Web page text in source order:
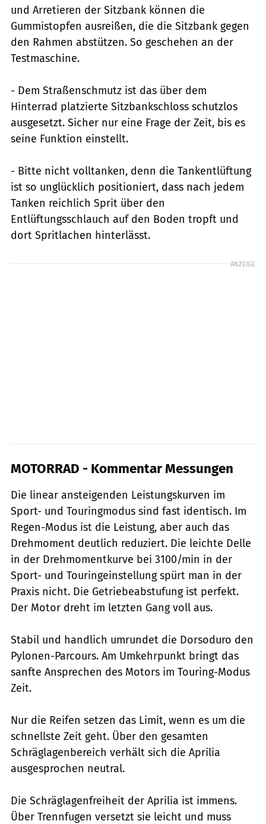
und Arretieren der Sitzbank können die
Gummistopfen ausreißen, die die Sitzbank gegen
den Rahmen abstützen. So geschehen an der
Testmaschine.
- Dem Straßenschmutz ist das über dem
Hinterrad platzierte Sitzbankschloss schutzlos
ausgesetzt. Sicher nur eine Frage der Zeit, bis es
seine Funktion einstellt.
- Bitte nicht volltanken, denn die Tankentlüftung
ist so unglücklich positioniert, dass nach jedem
Tanken reichlich Sprit über den
Entlüftungsschlauch auf den Boden tropft und
dort Spritlachen hinterlässt.
ANZEIGE
MOTORRAD - Kommentar Messungen
Die linear ansteigenden Leistungskurven im
Sport- und Touringmodus sind fast identisch. Im
Regen-Modus ist die Leistung, aber auch das
Drehmoment deutlich reduziert. Die leichte Delle
in der Drehmomentkurve bei 3100/min in der
Sport- und Touringeinstellung spürt man in der
Praxis nicht. Die Getriebeabstufung ist perfekt.
Der Motor dreht im letzten Gang voll aus.
Stabil und handlich umrundet die Dorsoduro den
Pylonen-Parcours. Am Umkehrpunkt bringt das
sanfte Ansprechen des Motors im Touring-Modus
Zeit.
Nur die Reifen setzen das Limit, wenn es um die
schnellste Zeit geht. Über den gesamten
Schräglagenbereich verhält sich die Aprilia
ausgesprochen neutral.
Die Schräglagenfreiheit der Aprilia ist immens.
Über Trennfugen versetzt sie leicht und muss